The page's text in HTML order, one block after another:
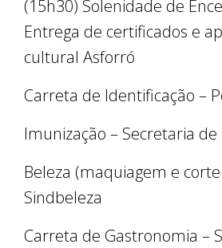
(15h30) Solenidade de
Entrega de certificados e
cultural Asforró
Carreta de Identificação –
Imunização – Secretaria de
Beleza (maquiagem e
Sindbeleza
Carreta de Gastronomia –